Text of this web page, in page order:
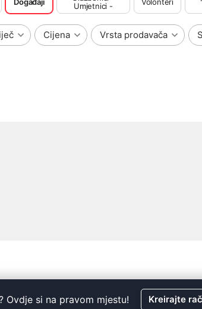
Umjetnici -
Bendovi
Cijena Vrsta prodavača
Ovdje si na pravom mjestu! Kreirajte